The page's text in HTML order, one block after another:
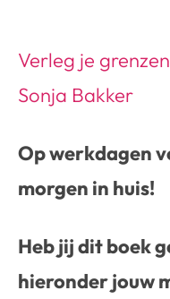
Verleg je
Sonja Bakker
Op werkdagen
morgen in huis!
Heb jij dit boek
hieronder jouw